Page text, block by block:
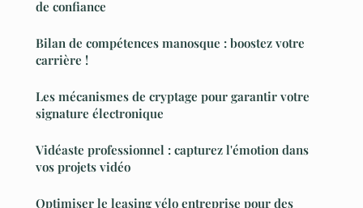
de confiance
Bilan de compétences manosque : boostez votre
carrière !
Les mécanismes de cryptage pour garantir votre
signature électronique
Vidéaste professionnel : capturez l'émotion dans
vos projets vidéo
Optimiser le leasing vélo entreprise pour des